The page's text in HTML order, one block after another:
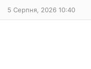
5 Серпня, 2026 10:40